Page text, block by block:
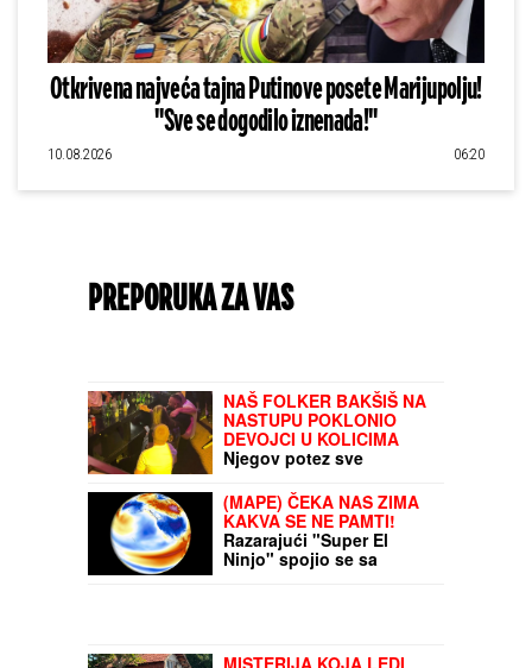
Otkrivena najveća tajna Putinove posete Marijupolju!
"Sve se dogodilo iznenada!"
10.08.2026 06:20
PREPORUKA ZA VAS